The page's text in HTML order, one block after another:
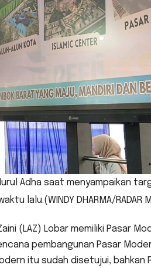
Adha saat menyampaikan
lalu.(WINDY DHARMA/RADAR
(LAZ) Lobar memiliki Pasar
pembangunan Pasar
itu sudah disetujui, bahkan